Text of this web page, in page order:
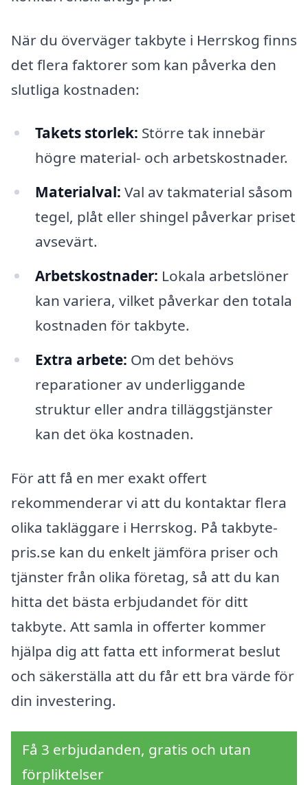
När du överväger takbyte i Herrskog finns
det flera faktorer som kan påverka den
slutliga kostnaden:
Takets storlek: Större tak innebär
högre material- och arbetskostnader.
Materialval: Val av takmaterial såsom
tegel, plåt eller shingel påverkar priset
avsevärt.
Arbetskostnader: Lokala arbetslöner
kan variera, vilket påverkar den totala
kostnaden för takbyte.
Extra arbete: Om det behövs
reparationer av underliggande
struktur eller andra tilläggstjänster
kan det öka kostnaden.
För att få en mer exakt offert
rekommenderar vi att du kontaktar flera
olika takläggare i Herrskog. På takbyte-
pris.se kan du enkelt jämföra priser och
tjänster från olika företag, så att du kan
hitta det bästa erbjudandet för ditt
takbyte. Att samla in offerter kommer
hjälpa dig att fatta ett informerat beslut
och säkerställa att du får ett bra värde för
din investering.
Få 3 erbjudanden, gratis och utan
förpliktelser